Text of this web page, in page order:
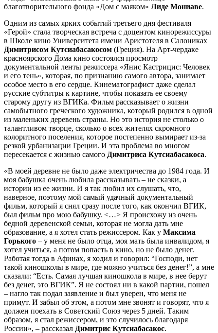
благотворительного фонда «Дом с маяком» Лиде Мониаве.
Одним из самых ярких событий третьего дня фестиваля
«Герой» стала творческая встреча с доцентом кинорежиссуры
в Школе кино Университета имени Аристотеля в Салониках
Димитрисом Кутсиабасакосом (Греция). На Арт-чердаке
красноярского Дома кино состоялся просмотр
документальной ленты режиссера «Янис Кастрицис: Человек
и его тень», которая, по признанию самого автора, занимает
особое место в его сердце. Кинематографист даже сделал
русские субтитры к картине, чтобы показать ее своему
старому другу из ВГИКа. Фильм рассказывает о жизни
самобытного греческого художника, который родился в одной
из маленьких деревень страны. Но это история не столько о
талантливом творце, сколько о всех жителях скромного
колоритного поселения, которое постепенно вымирает из-за
резкой урбанизации Греции. И эта проблема во многом
пересекается с жизнью самого Димитриса Кутсиабасакоса.
«В моей деревне не было даже электричества до 1984 года. И
моя бабушка очень любила рассказывать – не сказки, а
истории из ее жизни. И я так любил их слушать, что,
наверное, поэтому мой самый удачный документальный
фильм, который я снял сразу после того, как окончил ВГИК,
был фильм про мою бабушку. <…> Я происхожу из очень
бедной деревенской семьи, которая не могла дать мне
образование, а я хотел стать режиссером. Как у Максима
Горького – у меня не было отца, моя мать была инвалидом, я
хотел учиться, а потом попасть в кино, но не было денег.
Работая тогда в Афинах, я ходил и говорил: “Господи, нет
такой киношколы в мире, где можно учиться без денег!”, а мне
сказали: “Есть. Самая лучшая киношкола в мире, в нее берут
без денег, это ВГИК”. Я не состоял ни в какой партии, пошел
– нагло так подал заявление и был уверен, что меня не
примут. И забыл об этом, а потом мне звонят и говорят, что я
должен поехать в Советский Союз через 5 дней. Таким
образом, я стал режиссером, и это случилось благодаря
России», – рассказал Димитрис Кутсиабасакос.